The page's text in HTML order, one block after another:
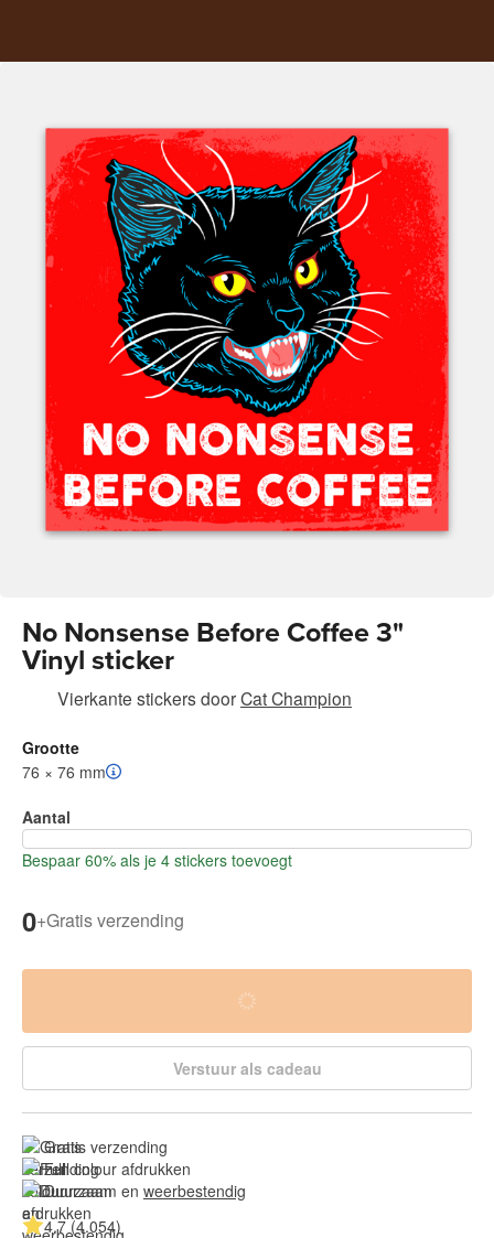
No Nonsense Before Coffee 3"
Vinyl sticker
Vierkante stickersdoorCat Champion
Grootte
76 × 76 mm
Aantal
Bespaar 60% als je 4 stickers toevoegt
0+Gratis verzending
Verstuur als cadeau
Gratis verzending
Full colour afdrukken
Duurzaam en weerbestendig
4.7 (4.054)